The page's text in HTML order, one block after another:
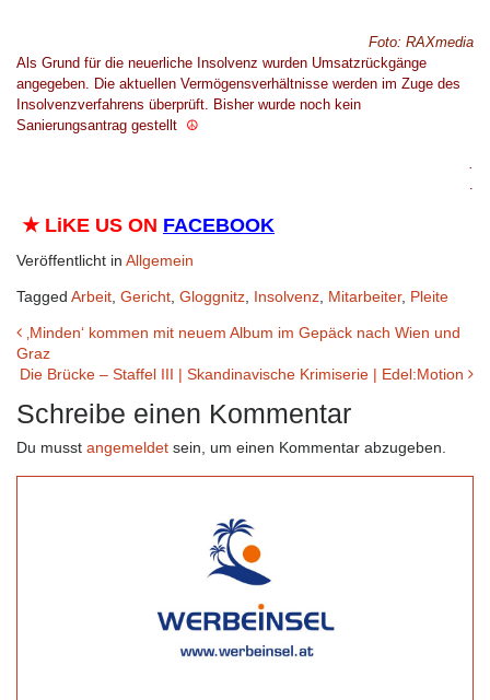
Foto: RAXmedia
Als Grund für die neuerliche Insolvenz wurden Umsatzrückgänge
angegeben. Die aktuellen Vermögensverhältnisse werden im Zuge des
Insolvenzverfahrens überprüft. Bisher wurde noch kein
Sanierungsantrag gestellt ☮
.
.
★ LiKE US ON FACEBOOK
Veröffentlicht in Allgemein
Tagged Arbeit Gericht Gloggnitz Insolvenz Mitarbeiter, Pleite
Beitrags-
Navigation
‚Minden‘ kommen mit neuem Album im Gepäck nach Wien und
Graz
Die Brücke – Staffel III | Skandinavische Krimiserie | Edel:Motion
Schreibe einen Kommentar
Du musst angemeldet sein, um einen Kommentar abzugeben.